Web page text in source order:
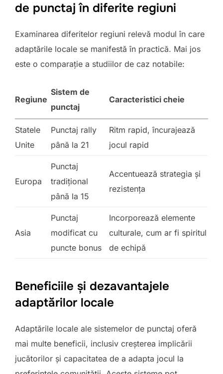
de punctaj în diferite regiuni
Examinarea diferitelor regiuni relevă modul în care
adaptările locale se manifestă în practică. Mai jos
este o comparație a studiilor de caz notabile:
Regiune
Sistem de
punctaj
Caracteristici cheie
Statele
Unite
Punctaj rally
până la 21
Ritm rapid, încurajează
jocul rapid
Europa
Punctaj
tradițional
până la 15
Accentuează strategia și
rezistența
Asia
Punctaj
modificat cu
puncte bonus
Incorporează elemente
culturale, cum ar fi spiritul
de echipă
Beneficiile și dezavantajele
adaptărilor locale
Adaptările locale ale sistemelor de punctaj oferă
mai multe beneficii, inclusiv creșterea implicării
jucătorilor și capacitatea de a adapta jocul la